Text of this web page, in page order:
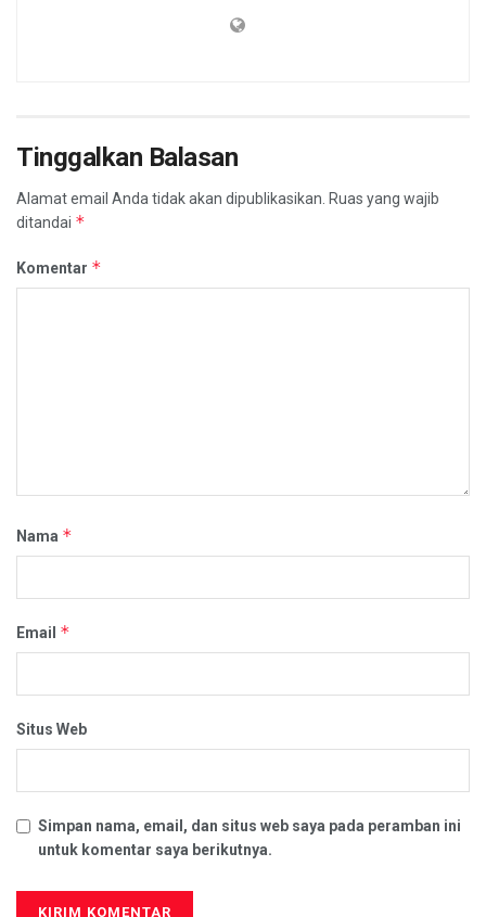
Tinggalkan Balasan
Alamat email Anda tidak akan dipublikasikan. Ruas yang wajib
ditandai *
Komentar *
Nama *
Email *
Situs Web
Simpan nama, email, dan situs web saya pada peramban ini
untuk komentar saya berikutnya.